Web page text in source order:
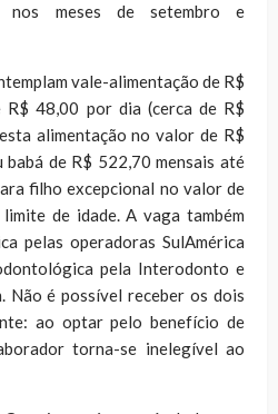
nos meses de setembro e
vale-alimentação de R$
R$ 48,00 por dia (cerca de R$
alimentação no valor de R$
de R$ 522,70 mensais até
filho excepcional no valor de
de idade. A vaga também
pelas operadoras SulAmérica
pela Interodonto e
Não é possível receber os dois
ao optar pelo benefício de
torna-se inelegível ao